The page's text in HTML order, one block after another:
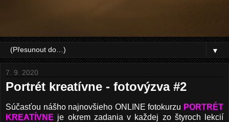
▼
7. 9. 2020
Portrét kreatívne - fotovýzva #2
Súčasťou nášho najnovšieho ONLINE fotokurzu PORTRÉT
KREATÍVNE je okrem zadania v každej zo štyroch lekcií